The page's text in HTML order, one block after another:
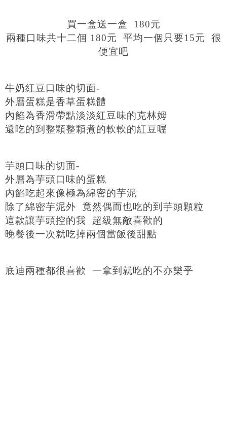
買一盒送一盒 180元
兩種口味共十二個 180元 平均一個只要15元 很
便宜吧
牛奶紅豆口味的切面-
外層蛋糕是香草蛋糕體
內餡為香滑帶點淡淡紅豆味的克林姆
還吃的到整顆整顆煮的軟軟的紅豆喔
芋頭口味的切面-
外層為芋頭口味的蛋糕
內餡吃起來像極為綿密的芋泥
除了綿密芋泥外 竟然偶而也吃的到芋頭顆粒
這款讓芋頭控的我 超級無敵喜歡的
晚餐後一次就吃掉兩個當飯後甜點
底迪兩種都很喜歡 一拿到就吃的不亦樂乎